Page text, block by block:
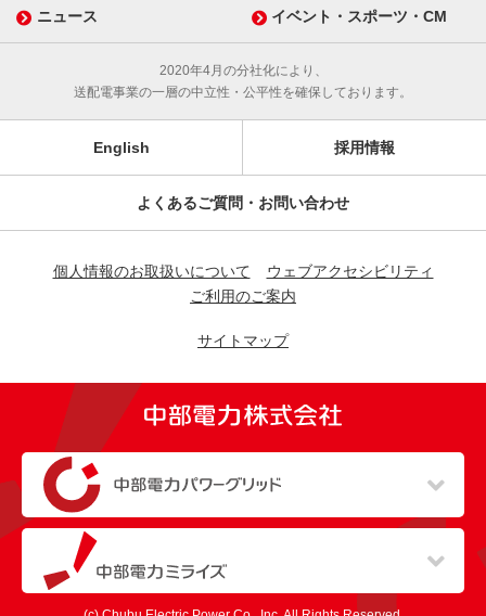
ニュース イベント・スポーツ・CM
2020年4月の分社化により、
送配電事業の一層の中立性・公平性を確保しております。
English 採用情報
よくあるご質問・お問い合わせ
個人情報のお取扱いについて
ウェブアクセシビリティ
ご利用のご案内
サイトマップ
（新しいウィンドウを開きます）
（新しいウィンドウを開きます）